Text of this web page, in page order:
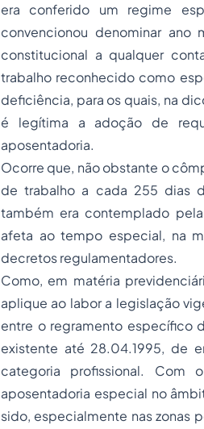
era conferido um regime
convencionou denominar
constitucional a qualquer
trabalho reconhecido como
deficiência, para os quais, na
é legítima a adoção de
aposentadoria.
Ocorre que, não obstante o
de trabalho a cada 255 dias
também era contemplado
afeta ao tempo especial, na
decretos regulamentadores.
Como, em matéria
aplique ao labor a legislação
entre o regramento específico
existente até 28.04.1995, de
categoria profissional. Com
aposentadoria especial no
sido, especialmente nas zonas